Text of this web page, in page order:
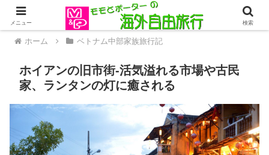
ホーム ベトナム中部家族旅行記
ホイアンの旧市街-活気溢れる市場や古民
家、ランタンの灯に癒される
メニュー 検索